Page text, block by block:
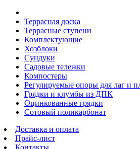
Террасная доска
Террасные ступени
Комплектующие
Хозблоки
Сундуки
Садовые тележки
Компостеры
Регулируемые опоры для лаг и
Грядки и клумбы из ДПК
Оцинкованные грядки
Сотовый поликарбонат
Доставка и оплата
Прайс-лист
Контакты